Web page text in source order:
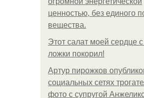
ценностью, без единого
вещества.
Этот салат моей сердце
ложки покорил!
Артур пирожков
социальных сетях
фото с супругой